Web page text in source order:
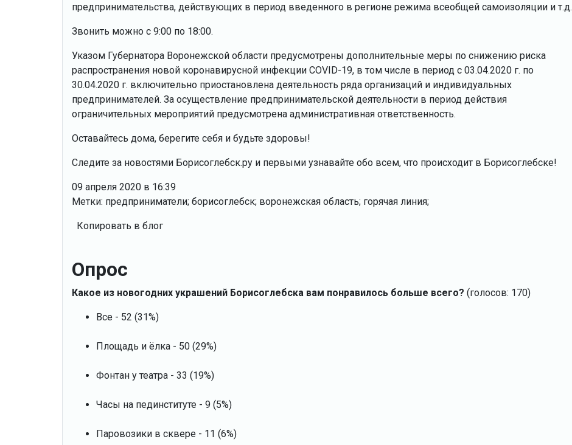
предпринимательства, действующих в период введенного в регионе режима всеобщей самоизоляции и т.д.
Звонить можно с 9:00 по 18:00.
Указом Губернатора Воронежской области предусмотрены дополнительные меры по снижению риска
распространения новой коронавирусной инфекции COVID-19, в том числе в период с 03.04.2020 г. по
30.04.2020 г. включительно приостановлена деятельность ряда организаций и индивидуальных
предпринимателей. За осуществление предпринимательской деятельности в период действия
ограничительных мероприятий предусмотрена административная ответственность.
Оставайтесь дома, берегите себя и будьте здоровы!
Следите за новостями Борисоглебск.ру и первыми узнавайте обо всем, что происходит в Борисоглебске!
09 апреля 2020 в 16:39
Метки: предприниматели; борисоглебск; воронежская область; горячая линия;
Копировать в блог
Опрос
Какое из новогодних украшений Борисоглебска вам понравилось больше всего? (голосов: 170)
Все - 52 (31%)
Площадь и ёлка - 50 (29%)
Фонтан у театра - 33 (19%)
Часы на пединституте - 9 (5%)
Паровозики в сквере - 11 (6%)